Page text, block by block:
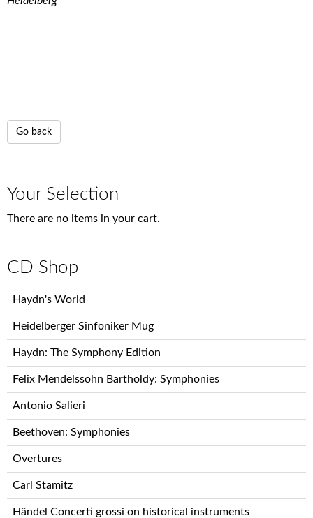
Go back
Your Selection
There are no items in your cart.
CD Shop
Haydn's World
Heidelberger Sinfoniker Mug
Haydn: The Symphony Edition
Felix Mendelssohn Bartholdy: Symphonies
Antonio Salieri
Beethoven: Symphonies
Overtures
Carl Stamitz
Händel Concerti grossi on historical instruments